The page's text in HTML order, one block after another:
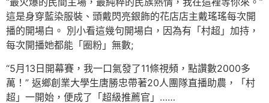
這是身穿藍染服裝、頭戴閃亮銀飾的花店店主戴瑤瑤每次開
播的開場白。 別小看這幾句開場白，因為有「村超」加持，
每次開播她都能「圈粉」無數;
“5月13日開幕賽，我一口氣發了11條視頻，點讚數2000多
萬！” 返鄉創業大學生唐勝忠帶著20人團隊直播助農，「村
超」一開始，便成了「超級推薦官」……